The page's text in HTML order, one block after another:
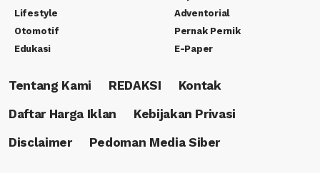
Lifestyle
Otomotif
Edukasi
Adventorial
Pernak Pernik
E-Paper
Tentang Kami REDAKSI
Kontak
Daftar Harga Iklan
Kebijakan Privasi
Disclaimer
Pedoman Media Siber